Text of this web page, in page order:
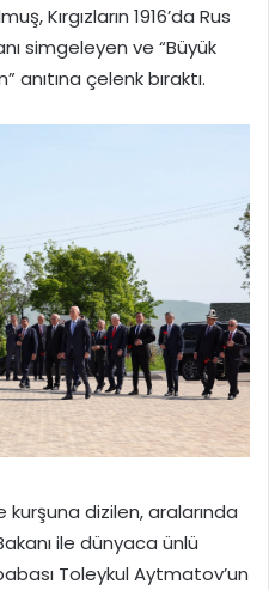
Kırgızların 1916’da Rus
simgeleyen ve “Büyük
anıtına çelenk bıraktı.
kurşuna dizilen, aralarında
ile dünyaca ünlü
Toleykul Aytmatov’un